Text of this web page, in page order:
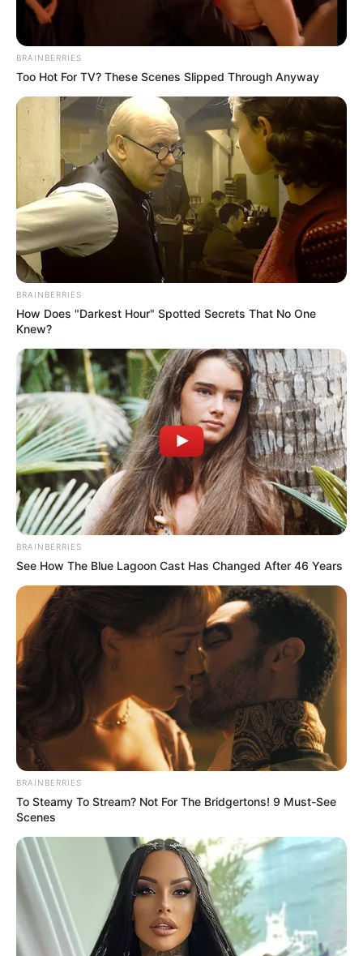
BRAINBERRIES
Too Hot For TV? These Scenes Slipped Through Anyway
BRAINBERRIES
How Does "Darkest Hour" Spotted Secrets That No One
Knew?
BRAINBERRIES
See How The Blue Lagoon Cast Has Changed After 46 Years
BRAINBERRIES
To Steamy To Stream? Not For The Bridgertons! 9 Must-See
Scenes